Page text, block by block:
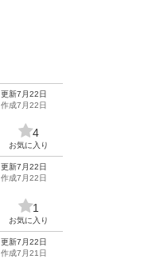
更新7月22日
作成7月22日
4
お気に入り
更新7月22日
作成7月22日
1
お気に入り
更新7月22日
作成7月21日